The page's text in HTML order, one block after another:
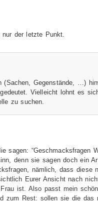
der letzte Punkt.
(Sachen, Gegenstände, …)
Vielleicht lohnt es
zu suchen.
sagen: “Geschmacksfragen
denn sie sagen doch ein
nämlich, dass diese
Eurer Ansicht nach
ist. Also passt mein
zum Rest: sollen sie die das